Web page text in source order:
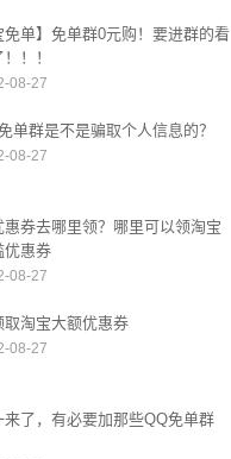
免单】免单群0元购！要进群的看
！！
08-27
单群是不是骗取个人信息的？
08-27
惠券去哪里领？哪里可以领淘宝
优惠券
08-27
取淘宝大额优惠券
08-27
来了，有必要加那些QQ免单群